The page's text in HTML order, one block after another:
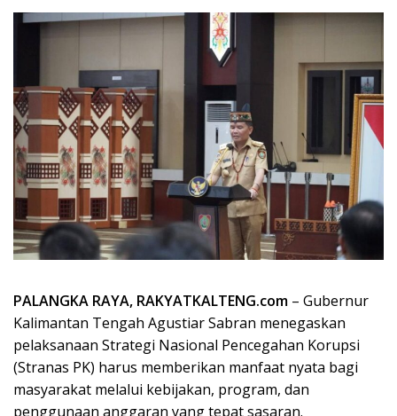
PALANGKA RAYA, RAKYATKALTENG.com – Gubernur
Kalimantan Tengah Agustiar Sabran menegaskan
pelaksanaan Strategi Nasional Pencegahan Korupsi
(Stranas PK) harus memberikan manfaat nyata bagi
masyarakat melalui kebijakan, program, dan
penggunaan anggaran yang tepat sasaran.